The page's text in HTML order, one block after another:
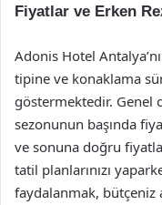
Fiyatlar ve Erken
Adonis Hotel
tipine ve konaklama
göstermektedir. Genel
sezonunun başında
ve sonuna doğru
tatil planlarınızı
faydalanmak, bütçeniz